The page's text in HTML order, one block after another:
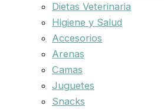
Dietas Veterinaria
Higiene y Salud
Accesorios
Arenas
Camas
Juguetes
Snacks